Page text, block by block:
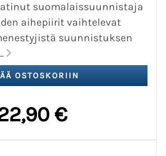
suomalaissuunnistaja
aihepiirit vaihtelevat
suunnistuksen
€